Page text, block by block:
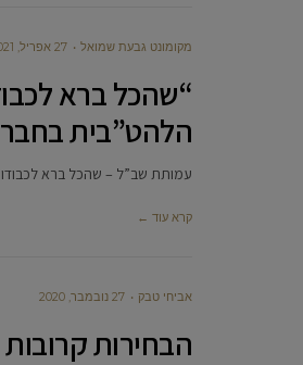
מקומונט גבעת שמואל 27 אפריל, 2021
“שהכל ברא
הלהט”בית
עמותת שב”ל – שהכל ברא
קרא עוד ←
אביחי טבק 27 נובמבר, 2020
הבחירות